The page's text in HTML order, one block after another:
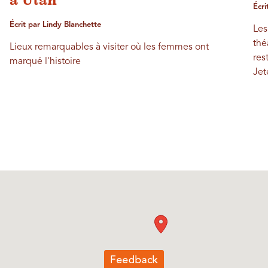
Écrit par Lindy Blanchette
Lieux remarquables à visiter où les femmes ont
marqué l'histoire